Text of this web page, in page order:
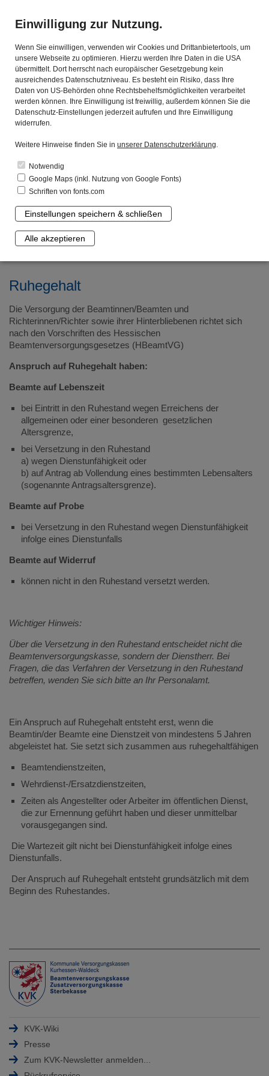
Die KVK:
Kompetent. Verlässlich. Kommunal.
Ruhegehalt
Die Versorgung der Beamtinnen/Beamten und
Richterinnen/Richter sowie ihrer Hinterbliebenen richtet sich
nach den Vorschriften des Hessischen
Beamtenversorgungsgesetzes (HBeamtVG)
Anspruch auf Ruhegehalt haben:
Beamte auf Lebenszeit
bei Eintritt in den Ruhestand wegen Erreichens der
allgemeinen oder einer besonderen gesetzlichen
Altersgrenze,
bei Versetzung in den Ruhestand
a) wegen Dienstunfähigkeit oder
b) auf Antrag ab Vollendung eines bestimmten Lebensalters
(sogenannte Antragsaltersgrenze).
Beamte auf Probe
bei Versetzung in den Ruhestand wegen Dienstunfähigkeit
infolge eines Dienstunfalls
Beamte auf Widerruf
können nicht in den Ruhestand versetzt werden.
Wichtiger Hinweis:
Über die Versetzung in den Ruhestand entscheidet nicht die
Beamtenversorgungskasse, sondern der Dienstherr. Bei
Fragen, die das Verfahren der Versetzung in den Ruhestand
betreffen, wenden Sie sich bitte an Ihr Personalamt.
Ein Anspruch auf Ruhegehalt entsteht erst, wenn die
Beamtin/der Beamte eine Dienstzeit von mindestens 5 Jahren
abgeleistet hat. Sie setzt sich zusammen aus ruhegehaltfähigen
Beamtendienstzeiten,
Wehrdienst-/Ersatzdienstzeiten,
Zeiten als Angestellter oder Arbeiter im öffentlichen Dienst,
die zur Ernennung geführt haben und dieser unmittelbar
vorausgegangen sind.
Die Wartezeit gilt nicht bei Dienstunfähigkeit infolge eines
Dienstunfalls.
Der Anspruch auf Ruhegehalt entsteht grundsätzlich mit dem
Beginn des Ruhestandes.
KVK-Wiki
Presse
Zum KVK-Newsletter anmelden...
Einwilligung zur Nutzung.
Wenn Sie einwilligen, verwenden wir Cookies und Drittanbietertools, um
unsere Webseite zu optimieren. Hierzu werden Ihre Daten in die USA
übermittelt. Dort herrscht nach europäischer Gesetzgebung kein
ausreichendes Datenschutzniveau. Es besteht ein Risiko, dass Ihre
Daten von US-Behörden ohne Rechtsbehelfsmöglichkeiten verarbeitet
werden können. Ihre Einwilligung ist freiwillig, außerdem können Sie die
Datenschutz-Einstellungen jederzeit aufrufen und Ihre Einwilligung
widerrufen.
Weitere Hinweise finden Sie in unserer Datenschutzerklärung.
Notwendig
Google Maps (inkl. Nutzung von Google Fonts)
Schriften von fonts.com
Einstellungen speichern & schließen
Alle akzeptieren